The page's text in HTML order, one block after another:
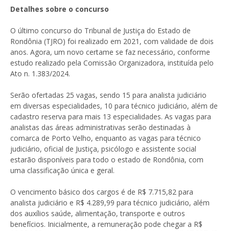
Detalhes sobre o concurso
O último concurso do Tribunal de Justiça do Estado de
Rondônia (TJRO) foi realizado em 2021, com validade de dois
anos. Agora, um novo certame se faz necessário, conforme
estudo realizado pela Comissão Organizadora, instituída pelo
Ato n. 1.383/2024.
Serão ofertadas 25 vagas, sendo 15 para analista judiciário
em diversas especialidades, 10 para técnico judiciário, além de
cadastro reserva para mais 13 especialidades. As vagas para
analistas das áreas administrativas serão destinadas à
comarca de Porto Velho, enquanto as vagas para técnico
judiciário, oficial de Justiça, psicólogo e assistente social
estarão disponíveis para todo o estado de Rondônia, com
uma classificação única e geral.
O vencimento básico dos cargos é de R$ 7.715,82 para
analista judiciário e R$ 4.289,99 para técnico judiciário, além
dos auxílios saúde, alimentação, transporte e outros
benefícios. Inicialmente, a remuneração pode chegar a R$